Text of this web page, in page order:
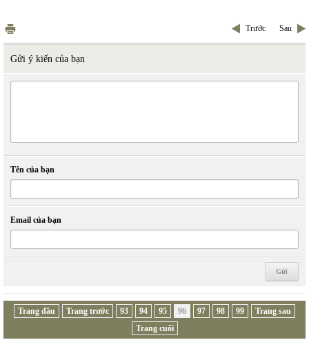
Trước Sau
Gửi ý kiến của bạn
Tên của bạn
Email của bạn
Trang đầu Trang trước 93 94 95 96 97 98 99
Trang sau
Trang cuối